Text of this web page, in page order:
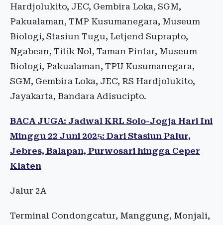
Hardjolukito, JEC, Gembira Loka, SGM,
Pakualaman, TMP Kusumanegara, Museum
Biologi, Stasiun Tugu, Letjend Suprapto,
Ngabean, Titik Nol, Taman Pintar, Museum
Biologi, Pakualaman, TPU Kusumanegara,
SGM, Gembira Loka, JEC, RS Hardjolukito,
Jayakarta, Bandara Adisucipto.
BACA JUGA: Jadwal KRL Solo-Jogja Hari Ini
Minggu 22 Juni 2025: Dari Stasiun Palur,
Jebres, Balapan, Purwosari hingga Ceper
Klaten
Jalur 2A
Terminal Condongcatur, Manggung, Monjali,